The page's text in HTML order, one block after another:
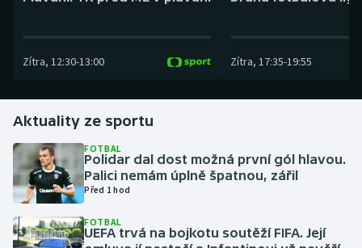
Box
Florbal
Futsal
Golf
Gymnastika
Zítra, 12:30-13:00 Zítra, 17:35-19:55
Aktuality ze sportu
FOTBAL
Polidar dal dost možná první gól hlavou.
Palici nemám úplně špatnou, zářil
Před 1 hod
FOTBAL
UEFA trvá na bojkotu soutěží FIFA. Její